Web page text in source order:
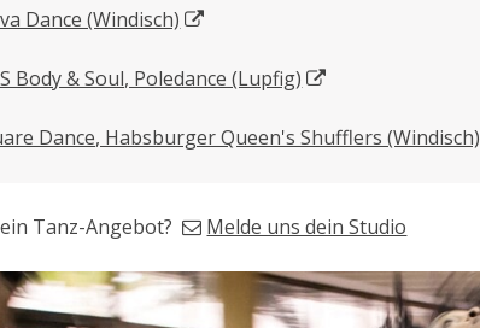
Dance (Windisch)
Body & Soul, Poledance (Lupfig)
Dance, Habsburger Queen's Shufflers (Windisch)
Tanz-Angebot? Melde uns dein Studio